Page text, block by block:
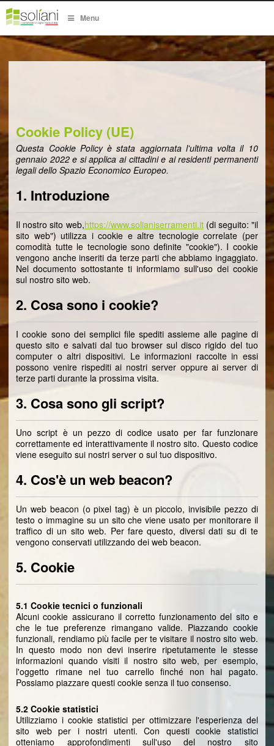
Menu
Cookie Policy (UE)
Questa Cookie Policy è stata aggiornata l'ultima volta il 10
gennaio 2022 e si applica ai cittadini e ai residenti permanenti
legali dello Spazio Economico Europeo.
1. Introduzione
Il nostro sito web,https://www.solianiserramenti.it(di seguito: "il
sito web") utilizza i cookie e altre tecnologie correlate (per
comodità tutte le tecnologie sono definite "cookie"). I cookie
vengono anche inseriti da terze parti che abbiamo ingaggiato.
Nel documento sottostante ti informiamo sull'uso dei cookie
sul nostro sito web.
2. Cosa sono i cookie?
I cookie sono dei semplici file spediti assieme alle pagine di
questo sito e salvati dal tuo browser sul disco rigido del tuo
computer o altri dispositivi. Le informazioni raccolte in essi
possono venire rispediti ai nostri server oppure ai server di
terze parti durante la prossima visita.
3. Cosa sono gli script?
Uno script è un pezzo di codice usato per far funzionare
correttamente ed interattivamente il nostro sito. Questo codice
viene eseguito sui nostri server o sul tuo dispositivo.
4. Cos'è un web beacon?
Un web beacon (o pixel tag) è un piccolo, invisibile pezzo di
testo o immagine su un sito che viene usato per monitorare il
traffico di un sito web. Per fare questo, diversi dati su di te
vengono conservati utilizzando dei web beacon.
5. Cookie
5.1 Cookie tecnici o funzionali
Alcuni cookie assicurano il corretto funzionamento del sito e
che le tue preferenze rimangano valide. Piazzando cookie
funzionali, rendiamo più facile per te visitare il nostro sito web.
In questo modo non devi inserire ripetutamente le stesse
informazioni quando visiti il nostro sito web, per esempio,
l'oggetto rimane nel tuo carrello finché non hai pagato.
Possiamo piazzare questi cookie senza il tuo consenso.
5.2 Cookie statistici
Utilizziamo i cookie statistici per ottimizzare l'esperienza del
sito web per i nostri utenti. Con questi cookie statistici
otteniamo approfondimenti sull'uso del nostro sito